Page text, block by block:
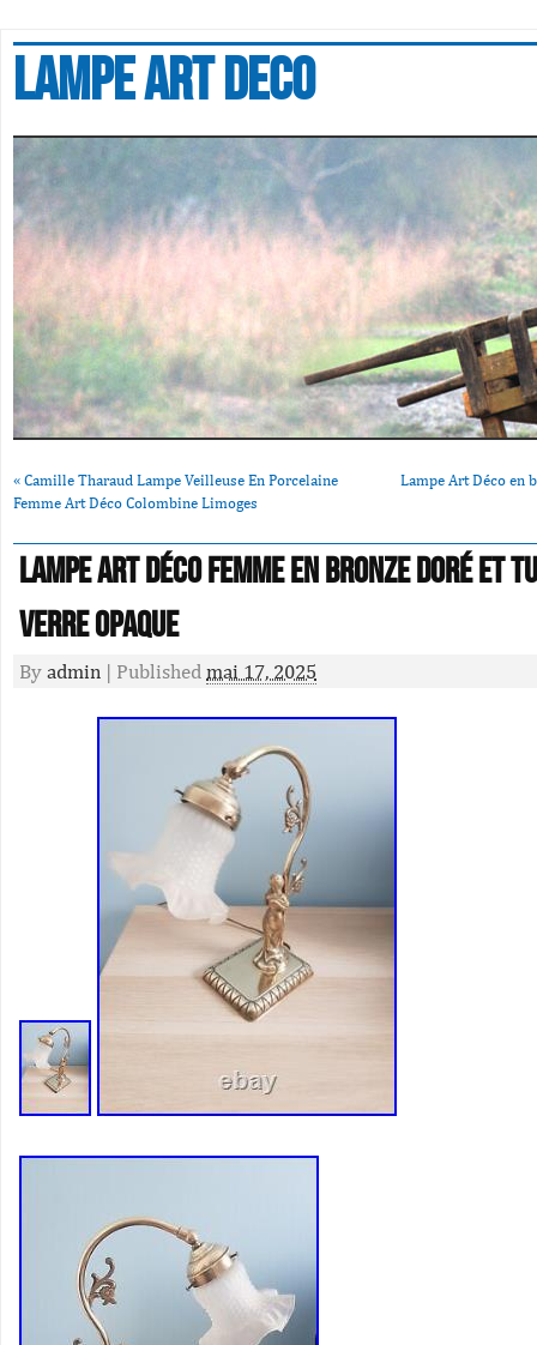
Lampe art deco
« Camille Tharaud Lampe Veilleuse En Porcelaine
Femme Art Déco Colombine Limoges
Lampe Art Déco en
Lampe art déco femme en bronze doré et
verre opaque
By admin | Published mai 17, 2025